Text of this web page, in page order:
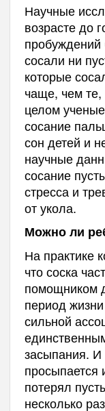
Научные
возрасте до
сосали ни
которые
чаще, чем
целом
сосание
сон детей и
научные
сосание
стресса и
от укола.
Можно ли
На практике
что соска
помощником
период
сильной
засыпания. И
просыпается
потерял
несколько